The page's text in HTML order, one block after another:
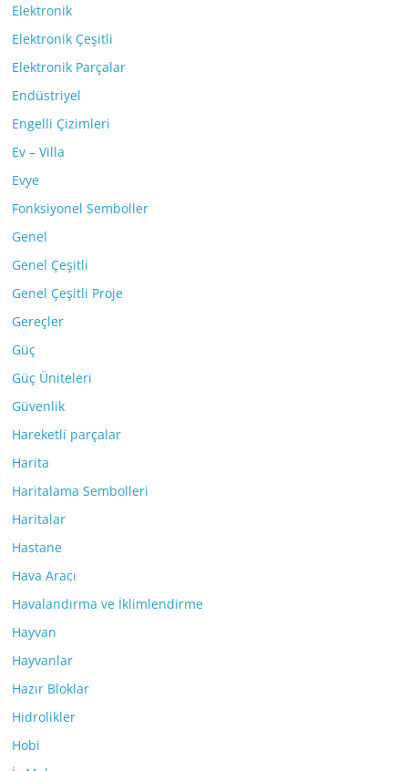
Elektronik
Elektronik Çeşitli
Elektronik Parçalar
Endüstriyel
Engelli Çizimleri
Ev – Villa
Evye
Fonksiyonel Semboller
Genel
Genel Çeşitli
Genel Çeşitli Proje
Gereçler
Güç
Güç Üniteleri
Güvenlik
Hareketli parçalar
Harita
Haritalama Sembolleri
Haritalar
Hastane
Hava Aracı
Havalandırma ve İklimlendirme
Hayvan
Hayvanlar
Hazır Bloklar
Hidrolikler
Hobi